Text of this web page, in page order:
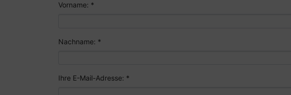
Vorname: *
Nachname: *
Ihre E-Mail-Adresse: *